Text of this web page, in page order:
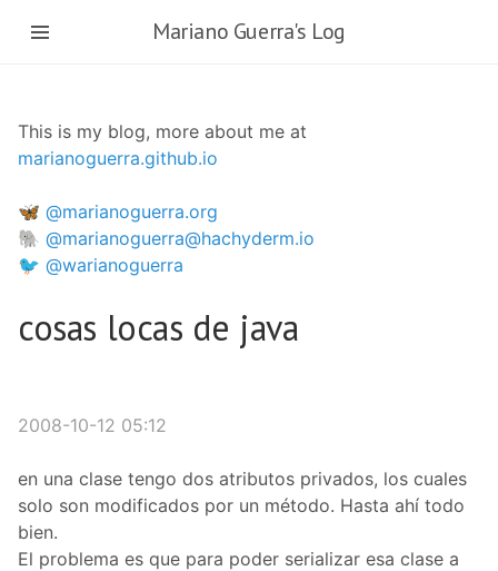
Mariano Guerra's Log
This is my blog, more about me at
marianoguerra.github.io
🦋 @marianoguerra.org
🐘 @marianoguerra@hachyderm.io
🐦 @warianoguerra
cosas locas de java
2008-10-12 05:12
en una clase tengo dos atributos privados, los cuales
solo son modificados por un método. Hasta ahí todo
bien.
El problema es que para poder serializar esa clase a